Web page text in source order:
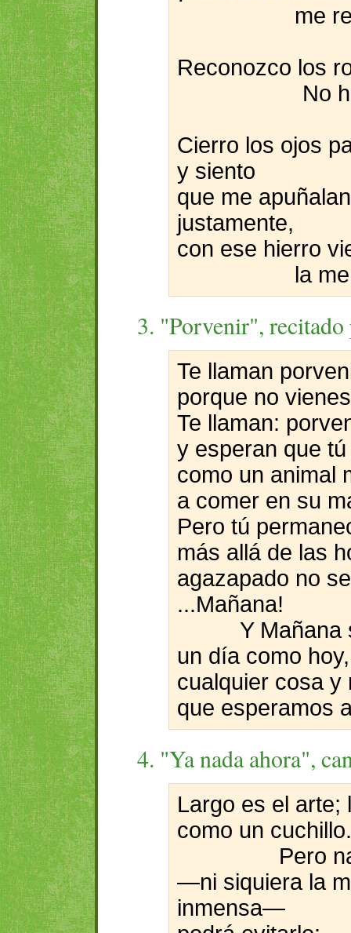
me
Reconozco los
No
Cierro los ojos
y siento
que me
justamente,
con ese hierro
la
3. "Porvenir", recitado
Te llaman
porque no
Te llaman:
y esperan que
como un animal
a comer en su
Pero tú
más allá de las
agazapado no
...Mañana!
Y Mañana
un día como
cualquier cosa y
que esperamos
4. "Ya nada ahora",
Largo es el arte;
como un cuchillo.
Pero
—ni siquiera la
inmensa—